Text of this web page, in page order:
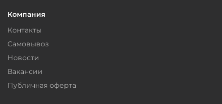
Компания
Контакты
Самовывоз
Новости
Вакансии
Публичная оферта